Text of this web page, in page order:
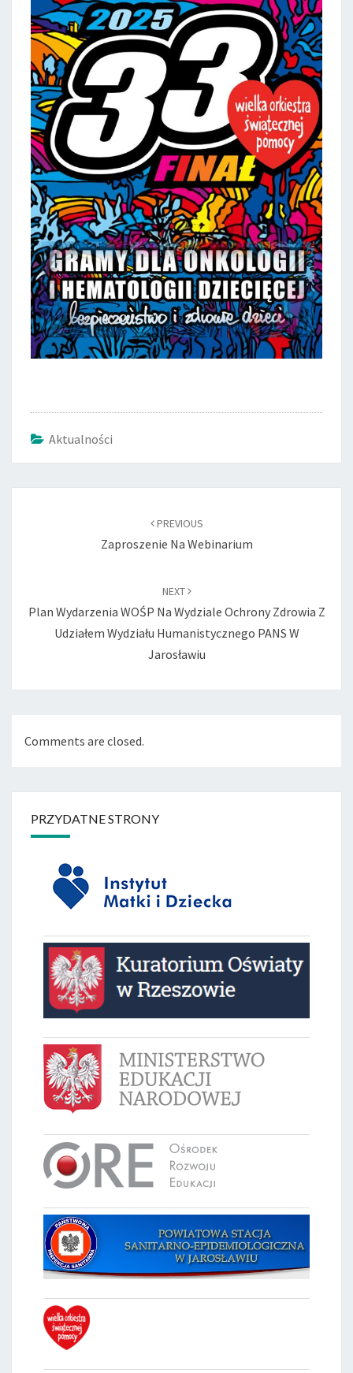
Aktualności
PREVIOUS
Zaproszenie Na Webinarium
NEXT
Plan Wydarzenia WOŚP Na Wydziale Ochrony Zdrowia Z
Udziałem Wydziału Humanistycznego PANS W
Jarosławiu
Comments are closed.
PRZYDATNE STRONY